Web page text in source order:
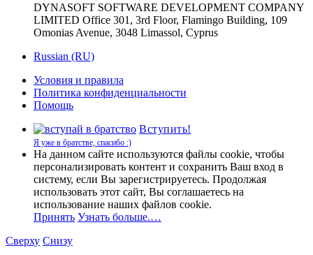
DYNASOFT SOFTWARE DEVELOPMENT COMPANY
LIMITED Office 301, 3rd Floor, Flamingo Building, 109
Omonias Avenue, 3048 Limassol, Cyprus
Russian (RU)
Условия и правила
Политика конфиденциальности
Помощь
Вступить!
Я уже в братстве, спасибо :)
На данном сайте используются файлы cookie, чтобы
персонализировать контент и сохранить Ваш вход в
систему, если Вы зарегистрируетесь. Продолжая
использовать этот сайт, Вы соглашаетесь на
использование наших файлов cookie.
Принять Узнать больше.…
Сверху Снизу